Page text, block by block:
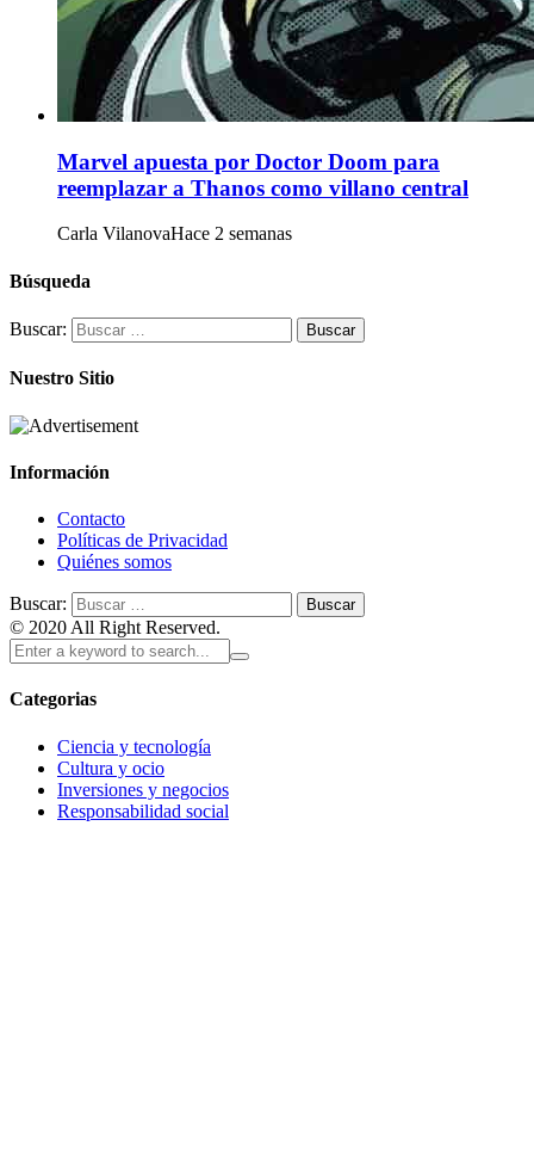
Marvel apuesta por Doctor Doom para
reemplazar a Thanos como villano central
Carla VilanovaHace 2 semanas
Búsqueda
Buscar:
Nuestro Sitio
Información
Contacto
Políticas de Privacidad
Quiénes somos
Buscar:
© 2020 All Right Reserved.
Categorias
Ciencia y tecnología
Cultura y ocio
Inversiones y negocios
Responsabilidad social